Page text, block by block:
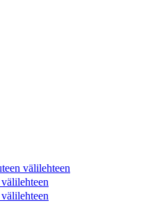
välilehteen